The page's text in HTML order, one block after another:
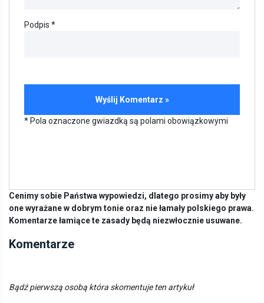
Podpis *
* Pola oznaczone gwiazdką są polami obowiązkowymi
Cenimy sobie Państwa wypowiedzi, dlatego prosimy aby były
one wyrażane w dobrym tonie oraz nie łamały polskiego prawa.
Komentarze łamiące te zasady będą niezwłocznie usuwane.
Komentarze
Bądź pierwszą osobą która skomentuje ten artykuł